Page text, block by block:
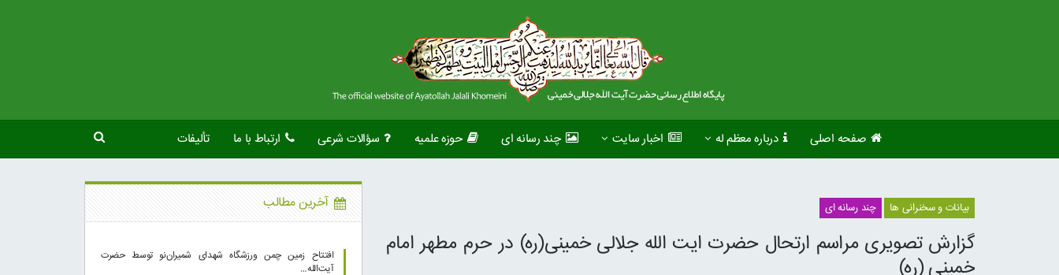
صفحه اصلی درباره معظم له اخبار سایت چند رسانه ای حوزه علمیه سؤالات شرعی ارتباط با ما تألیفات
بیانات و سخنرانی ها چند رسانه ای
گزارش تصویری مراسم ارتحال حضرت ایت الله جلالی خمینی(ره) در حرم مطهر امام
خمینی (ره)
آخرین مطالب
افتتاح زمین چمن ورزشگاه شهدای شمیران‌نو توسط حضرت
آیت‌الله…